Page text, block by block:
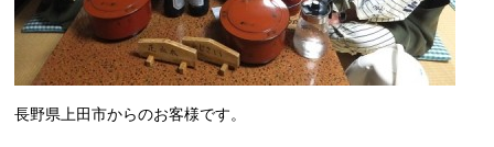
長野県上田市からのお客様です。